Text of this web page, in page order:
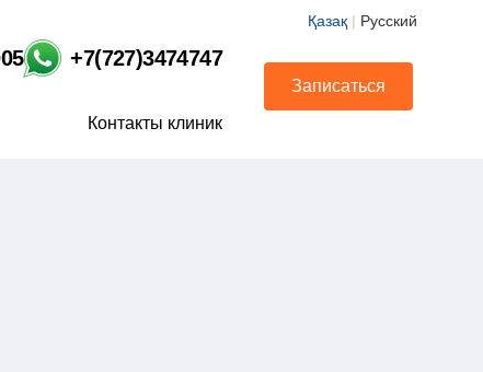
Қазақ | Русский
+7(727)3474747
Контакты клиник
Записаться